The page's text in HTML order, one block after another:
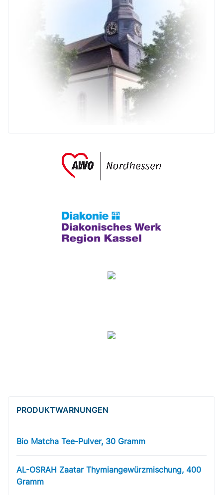
PRODUKT­WARNUNGEN
Bio Matcha Tee-Pulver, 30 Gramm
AL-OSRAH Zaatar Thymiangewürzmischung, 400
Gramm